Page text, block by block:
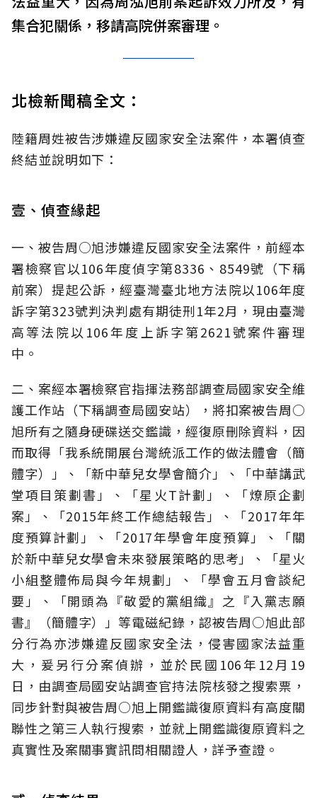
集合犯關係，移請高院併案審理。
北檢新聞稿全文：
陸籍周姓被告涉嫌違反國家安全法案件，本署偵查
終結並說明如下：
壹、偵查緣起
一、被告周○旭涉嫌違反國家安全法案件，前經本
署檢察官以106年度偵字第8336、8549號（下稱
前案）提起公訴，經臺灣臺北地方法院以106年度
訴字第323號判決判處有期徒刑1年2月，現由臺灣
高等法院以106年度上訴字第2621號案件審理
中。
二、案經本署檢察官指揮法務部調查局國家安全維
護工作站（下稱調查局國安站），將扣案被告周○
旭所有之隨身硬碟送交鑑識，經復原刪除資料，因
而取得「我系統開展台灣統派工作的做法體會（簡
體字）」、「新中華兒女學會簡介」、「中華講武
堂項目策劃書」、「星火T計劃」、「燎原企劃
案」、「2015年終工作總結報告」、「2017年年
度預算計劃」、「2017年學會年度預算」、「關
於新中華兒女學會未來發展策略的思考」、「星火
小組整體佈局與今年規劃」、「學會五月會談紀
要」、「開頭為『敬愛的黨組織』之『入黨志願
書』（簡體字）」等電磁紀錄，認被告周○旭此部
分行為亦涉嫌違反國家安全法，侵害國家法益重
大，爰另行分案偵辦，並於民國106年12月19
日，由調查局國安站調查官持法院核發之搜索票，
同步針對與被告周○旭上開鑑識復原資料有高度關
聯性之第三人執行搜索，並就上開鑑識復原資料之
真實性及案關事實訊問相關證人，詳予查證。